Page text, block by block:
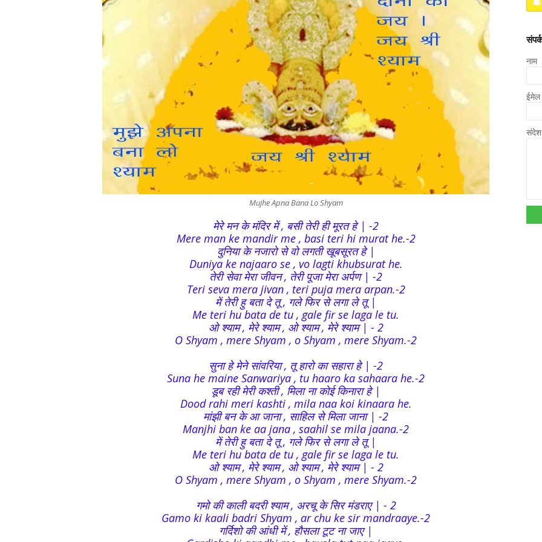
Mujhe Apna Bana Lo Shyam
मेरे मन के मंदिर में , बसी तेरी ही मूरत हे | -2
Mere man ke mandir me , basi teri hi murat he.-2
दुनिया के नजारो से वो लगती खूबसूरत हे |
Duniya ke najaaro se , vo lagti khubsurat he.
तेरी सेवा मेरा जीवन , तेरी पूजा मेरा अर्पण | -2
Teri seva mera jivan , teri puja mera arpan.-2
में तेरी हु बता दे तू , गले फिर से लगा ले तू |
Me teri hu bata de tu , gale fir se laga le tu.
ओ श्याम , मेरे श्याम , ओ श्याम , मेरे श्याम | - 2
O Shyam , mere Shyam , o Shyam , mere Shyam.-2
सुना हे मेने सांवरिया , तू हारो का सहारा हे | -2
Suna he maine Sanwariya , tu haaro ka sahaara he.-2
डूब रही मेरी कश्ती , मिला ना कोई किनारा हे |
Dood rahi meri kashti , mila naa koi kinaara he.
मांझी बन के आ जाना , साहिल से मिला जाना | -2
Manjhi ban ke aa jana , saahil se mila jaana.-2
में तेरी हु बता दे तू , गले फिर से लगा ले तू |
Me teri hu bata de tu , gale fir se laga le tu.
ओ श्याम , मेरे श्याम , ओ श्याम , मेरे श्याम | - 2
O Shyam , mere Shyam , o Shyam , mere Shyam.-2
गमो की काली बदरी श्याम , अरचू के सिर मंडराए | - 2
Gamo ki kaali badri Shyam , ar chu ke sir mandraaye.-2
गर्दिशो की आंधी में , हौसला टूट ना जाए |
नाम
ईमेल
संदेश